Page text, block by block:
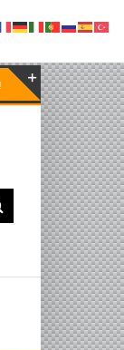
Toggle
Sliding
Bar
Area